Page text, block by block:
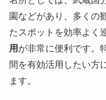
園などがあり、多くの
たスポットを効率よく
用 が非常に便利です。
間を有効活用したい方
ます。